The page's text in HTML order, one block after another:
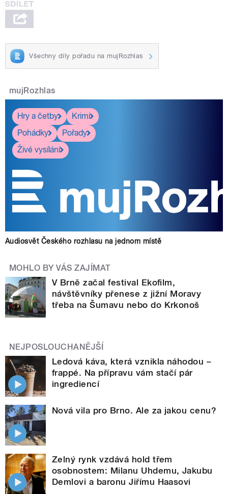
Všechny díly pořadu na mujRozhlas
mujRozhlas
Hry a četby
Krimi
Pohádky
Pořady
Živé vysílání
Audiosvět Českého rozhlasu na jednom místě
MOHLO BY VÁS ZAJÍMAT
V Brně začal festival Ekofilm,
návštěvníky přenese z jižní Moravy
třeba na Šumavu nebo do Krkonoš
NEJPOSLOUCHANĚJŠÍ
Ledová káva, která vznikla náhodou –
frappé. Na přípravu vám stačí pár
ingrediencí
Nová vila pro Brno. Ale za jakou cenu?
Zelný rynk vzdává hold třem
osobnostem: Milanu Uhdemu, Jakubu
Demlovi a baronu Jiřímu Haasovi